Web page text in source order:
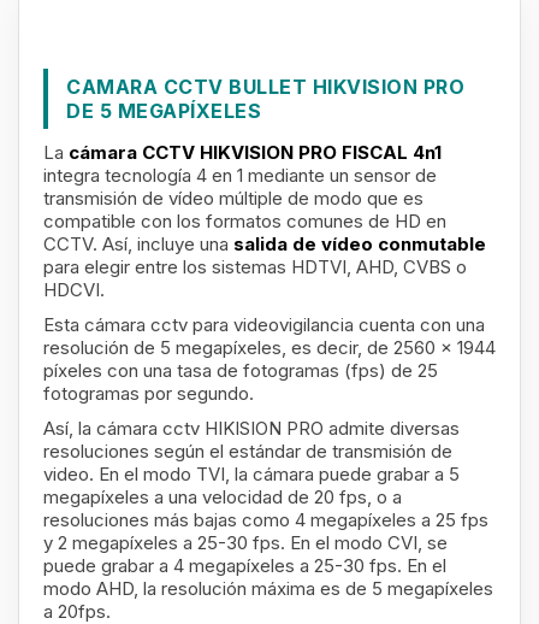
CAMARA CCTV BULLET HIKVISION PRO
DE 5 MEGAPÍXELES
La cámara CCTV HIKVISION PRO FISCAL 4n1
integra tecnología 4 en 1 mediante un sensor de
transmisión de vídeo múltiple de modo que es
compatible con los formatos comunes de HD en
CCTV. Así, incluye una salida de vídeo conmutable
para elegir entre los sistemas HDTVI, AHD, CVBS o
HDCVI.
Esta cámara cctv para videovigilancia cuenta con una
resolución de 5 megapíxeles, es decir, de 2560 x 1944
píxeles con una tasa de fotogramas (fps) de 25
fotogramas por segundo.
Así, la cámara cctv HIKISION PRO admite diversas
resoluciones según el estándar de transmisión de
video. En el modo TVI, la cámara puede grabar a 5
megapíxeles a una velocidad de 20 fps, o a
resoluciones más bajas como 4 megapíxeles a 25 fps
y 2 megapíxeles a 25-30 fps. En el modo CVI, se
puede grabar a 4 megapíxeles a 25-30 fps. En el
modo AHD, la resolución máxima es de 5 megapíxeles
a 20fps.